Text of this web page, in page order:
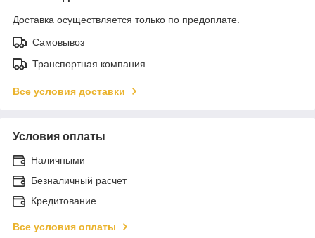
Доставка осуществляется только по предоплате.
Самовывоз
Транспортная компания
Все условия доставки
Условия оплаты
Наличными
Безналичный расчет
Кредитование
Все условия оплаты